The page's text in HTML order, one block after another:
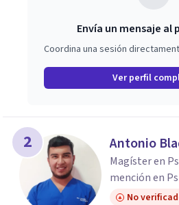
Envía un mensaje al
Coordina una sesión
Ver perfil
2 Antonio
Magíster en
mención en
No